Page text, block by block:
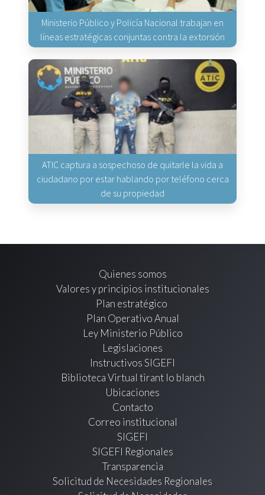
Ministerio Público y Policía Nacional trabajan en
líneas estratégicas conjuntas contra la extorsión
ATIC captura a sospechoso de quitarle la vida a
ciudadano por estar hablando por teléfono cerca
de su propiedad
Quienes somos
Valores y principios institucionales
Plan estratégico
Plan Operativo Anual
Ley Ministerio Público
Legislaciones
Instructivos SIGEFI
Biblioteca Virtual tirant lo blanch
Ubicaciones
Contacto
Correo institucional
SIGEFI
SIGEFI Regionales
Transparencia
Solicitud de Necesidades Regionales